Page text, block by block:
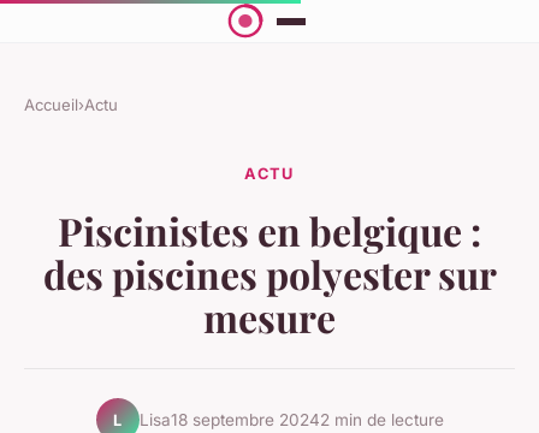
Accueil›Actu
ACTU
Piscinistes en belgique :
des piscines polyester sur
mesure
L Lisa18 septembre 20242 min de lecture